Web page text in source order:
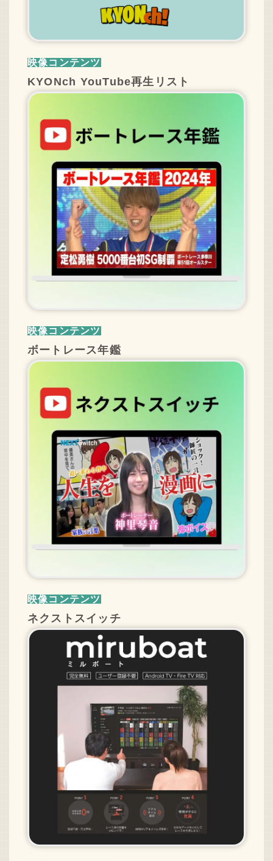
映像コンテンツ
KYONch YouTube再生リスト
映像コンテンツ
ボートレース年鑑
映像コンテンツ
ネクストスイッチ